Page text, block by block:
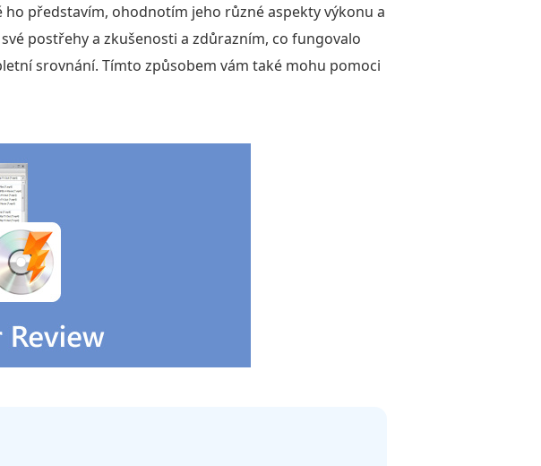
představím, ohodnotím jeho různé aspekty výkonu a
postřehy a zkušenosti a zdůrazním, co fungovalo
srovnání. Tímto způsobem vám také mohu pomoci